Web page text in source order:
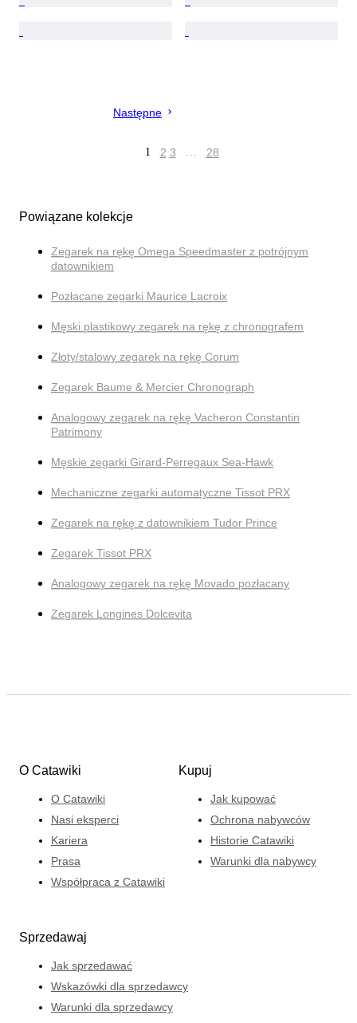
Następne
1 2 3 … 28
Powiązane kolekcje
Zegarek na rękę Omega Speedmaster z potrójnym
datownikiem
Pozłacane zegarki Maurice Lacroix
Męski plastikowy zegarek na rękę z chronografem
Złoty/stalowy zegarek na rękę Corum
Zegarek Baume & Mercier Chronograph
Analogowy zegarek na rękę Vacheron Constantin
Patrimony
Męskie zegarki Girard-Perregaux Sea-Hawk
Mechaniczne zegarki automatyczne Tissot PRX
Zegarek na rękę z datownikiem Tudor Prince
Zegarek Tissot PRX
Analogowy zegarek na rękę Movado pozłacany
Zegarek Longines Dolcevita
O Catawiki
O Catawiki
Nasi eksperci
Kariera
Prasa
Współpraca z Catawiki
Kupuj
Jak kupować
Ochrona nabywców
Historie Catawiki
Warunki dla nabywcy
Sprzedawaj
Jak sprzedawać
Wskazówki dla sprzedawcy
Warunki dla sprzedawcy